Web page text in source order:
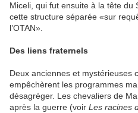
Miceli, qui fut ensuite à la tête du
cette structure séparée «sur
l’OTAN».
Des liens fraternels
Deux anciennes et mystérieuses
empêchèrent les programmes
désagréger. Les chevaliers de
après la guerre (voir Les racines